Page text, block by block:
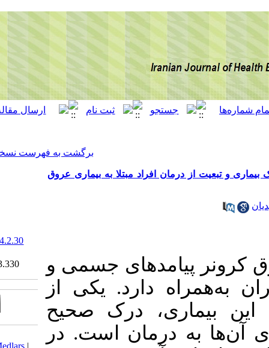
مبتلا به بیماری عروق
جسمی و
یکی از
درک صحیح
است. در
IR.ZAUMS.REC.1403.330
Download citation:
BibTeX
RIS Medlars|